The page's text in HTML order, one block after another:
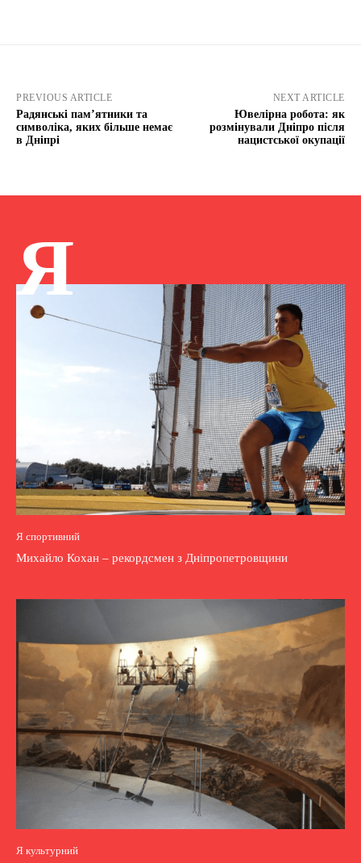
PREVIOUS ARTICLE
Радянські пам’ятники та
символіка, яких більше немає
в Дніпрі
NEXT ARTICLE
Ювелірна робота: як
розмінували Дніпро після
нацистської окупації
Я
Я спортивний
Михайло Кохан – рекордсмен з Дніпропетровщини
Я культурний